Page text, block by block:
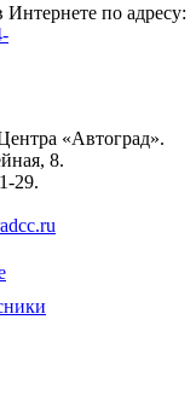
по адресу:
«Автоград».
8.
29.